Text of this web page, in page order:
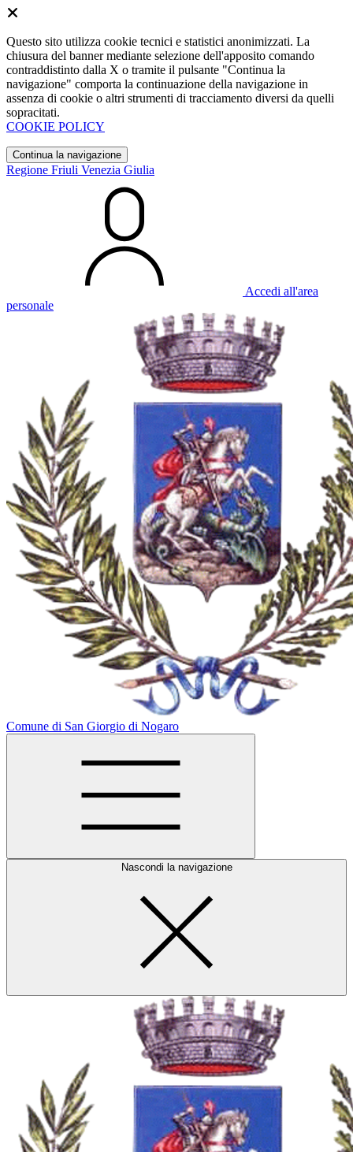
Questo sito utilizza cookie tecnici e statistici anonimizzati. La
chiusura del banner mediante selezione dell'apposito comando
contraddistinto dalla X o tramite il pulsante "Continua la
navigazione" comporta la continuazione della navigazione in
assenza di cookie o altri strumenti di tracciamento diversi da quelli
sopracitati.
COOKIE POLICY
Continua la navigazione
Regione Friuli Venezia Giulia
Accedi all'area
personale
Comune di San Giorgio di Nogaro
Nascondi la navigazione